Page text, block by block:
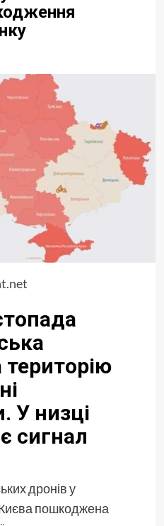
територію
У низці
сигнал
дронів у
Києва пошкоджена